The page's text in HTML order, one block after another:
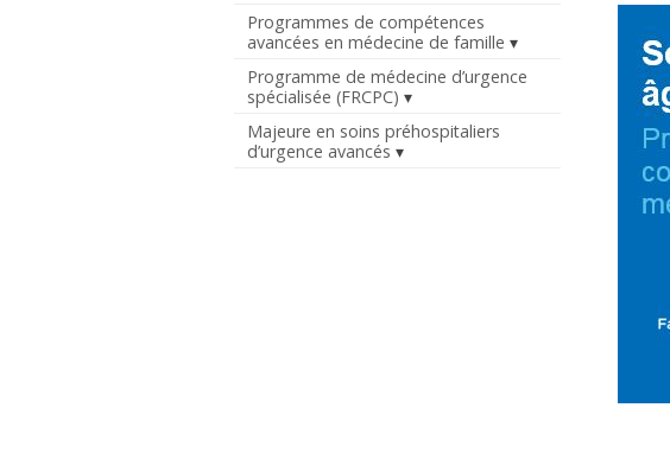
Programmes de compétences
avancées en médecine de famille
Programme de médecine d’urgence
spécialisée (FRCPC)
Majeure en soins préhospitaliers
d’urgence avancés